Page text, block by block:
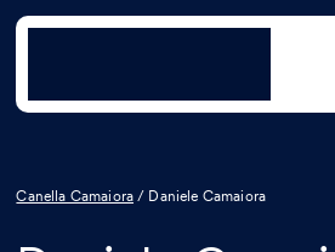
Canella Camaiora / Daniele Camaiora